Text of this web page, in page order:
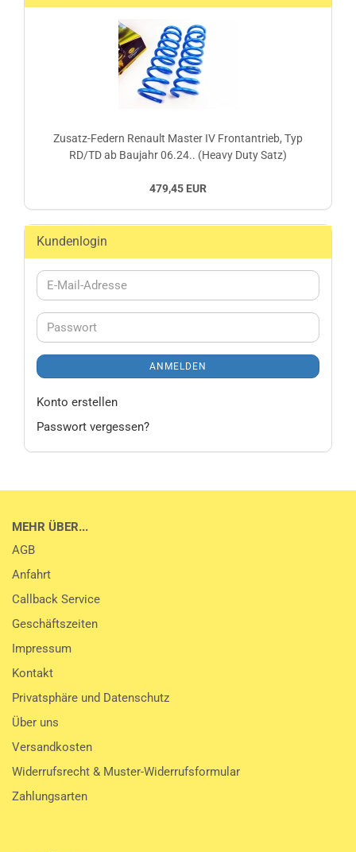
Zusatz-Federn Renault Master IV Frontantrieb, Typ
RD/TD ab Baujahr 06.24.. (Heavy Duty Satz)
479,45 EUR
Kundenlogin
E-
Mail-
Passwort
ANMELDEN
Konto erstellen
Passwort vergessen?
MEHR ÜBER...
AGB
Anfahrt
Callback Service
Geschäftszeiten
Impressum
Kontakt
Privatsphäre und Datenschutz
Über uns
Versandkosten
Widerrufsrecht & Muster-Widerrufsformular
Zahlungsarten